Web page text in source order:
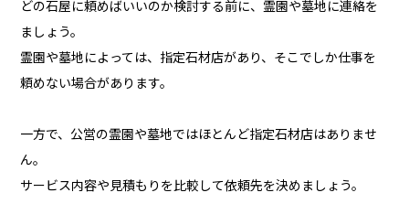
どの石屋に頼めばいいのか検討する前に、霊園や墓地に連絡を
ましょう。
霊園や墓地によっては、指定石材店があり、そこでしか仕事を
頼めない場合があります。
一方で、公営の霊園や墓地ではほとんど指定石材店はありませ
ん。
サービス内容や見積もりを比較して依頼先を決めましょう。